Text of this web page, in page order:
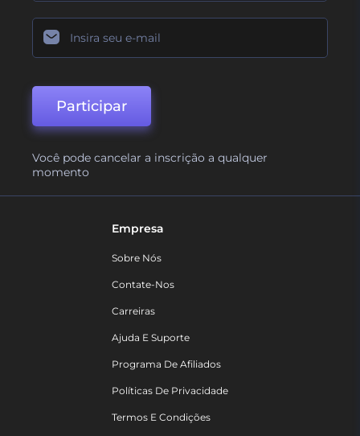
Participar
Você pode cancelar a inscrição a qualquer
momento
Empresa
Sobre Nós
Contate-Nos
Carreiras
Ajuda E Suporte
Programa De Afiliados
Políticas De Privacidade
Termos E Condições